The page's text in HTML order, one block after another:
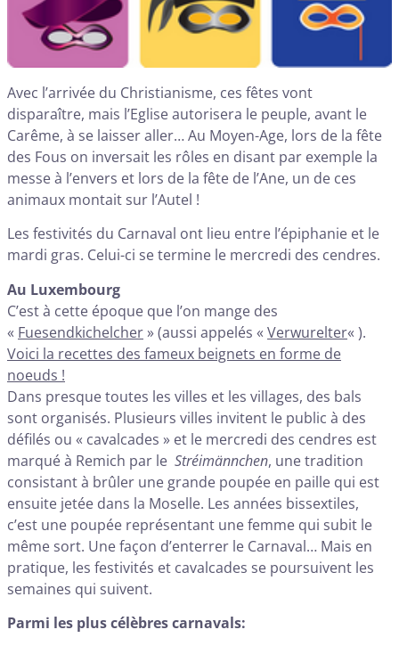
Avec l’arrivée du Christianisme, ces fêtes vont
disparaître, mais l’Eglise autorisera le peuple, avant le
Carême, à se laisser aller… Au Moyen-Age, lors de la fête
des Fous on inversait les rôles en disant par exemple la
messe à l’envers et lors de la fête de l’Ane, un de ces
animaux montait sur l’Autel !
Les festivités du Carnaval ont lieu entre l’épiphanie et le
mardi gras. Celui-ci se termine le mercredi des cendres.
Au Luxembourg
C’est à cette époque que l’on mange des
« Fuesendkichelcher» (aussi appelés « Verwurelter« ).
Voici la recettes des fameux beignets en forme de
noeuds !
Dans presque toutes les villes et les villages, des bals
sont organisés. Plusieurs villes invitent le public à des
défilés ou « cavalcades » et le mercredi des cendres est
marqué à Remich par le Stréimännchen, une tradition
consistant à brûler une grande poupée en paille qui est
ensuite jetée dans la Moselle. Les années bissextiles,
c’est une poupée représentant une femme qui subit le
même sort. Une façon d’enterrer le Carnaval… Mais en
pratique, les festivités et cavalcades se poursuivent les
semaines qui suivent.
Parmi les plus célèbres carnavals: